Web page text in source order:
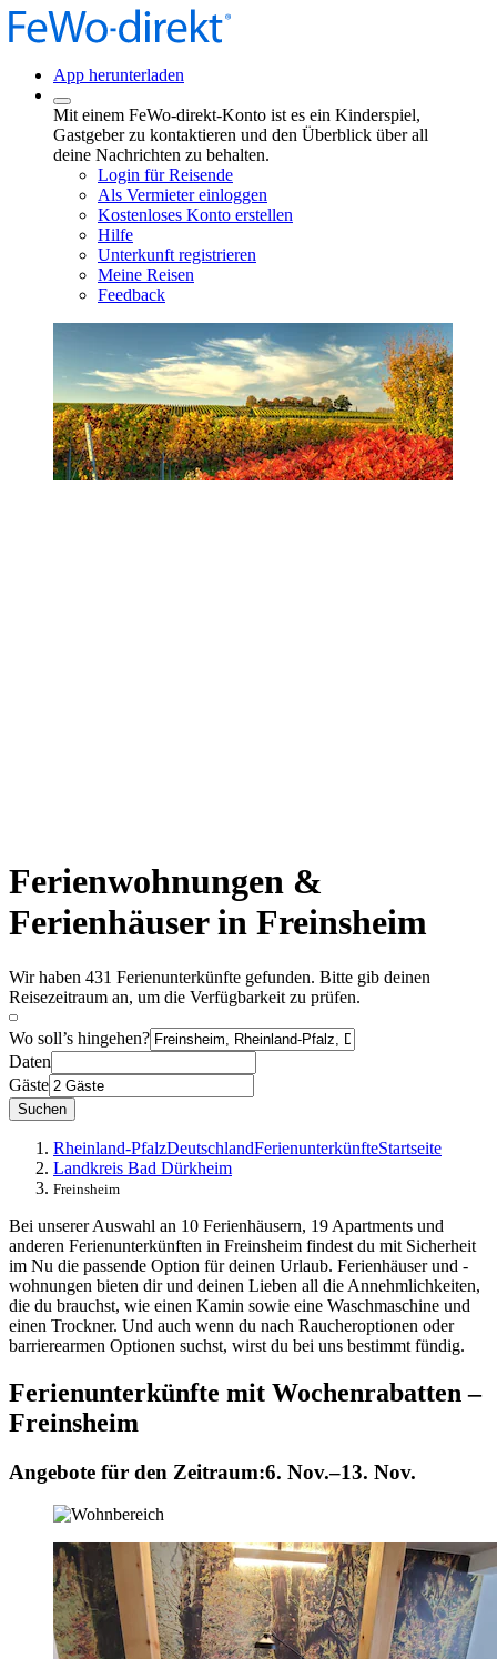
App herunterladen
Mit einem FeWo-direkt-Konto ist es ein Kinderspiel,
Gastgeber zu kontaktieren und den Überblick über all
deine Nachrichten zu behalten.
Login für Reisende
Als Vermieter einloggen
Kostenloses Konto erstellen
Hilfe
Unterkunft registrieren
Meine Reisen
Feedback
Ferienwohnungen &
Ferienhäuser in Freinsheim
Wir haben 431 Ferienunterkünfte gefunden. Bitte gib deinen
Reisezeitraum an, um die Verfügbarkeit zu prüfen.
Wo soll’s hingehen?
Daten
Gäste
Suchen
Rheinland-PfalzDeutschlandFerienunterkünfteStartseite
Landkreis Bad Dürkheim
Freinsheim
Bei unserer Auswahl an 10 Ferienhäusern, 19 Apartments und
anderen Ferienunterkünften in Freinsheim findest du mit Sicherheit
im Nu die passende Option für deinen Urlaub. Ferienhäuser und -
wohnungen bieten dir und deinen Lieben all die Annehmlichkeiten,
die du brauchst, wie einen Kamin sowie eine Waschmaschine und
einen Trockner. Und auch wenn du nach Raucheroptionen oder
barrierearmen Optionen suchst, wirst du bei uns bestimmt fündig.
Ferienunterkünfte mit Wochenrabatten –
Freinsheim
Angebote für den Zeitraum:6. Nov.–13. Nov.